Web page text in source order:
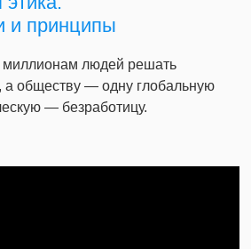
и принципы
миллионам людей решать
а обществу — одну глобальную
— безработицу.